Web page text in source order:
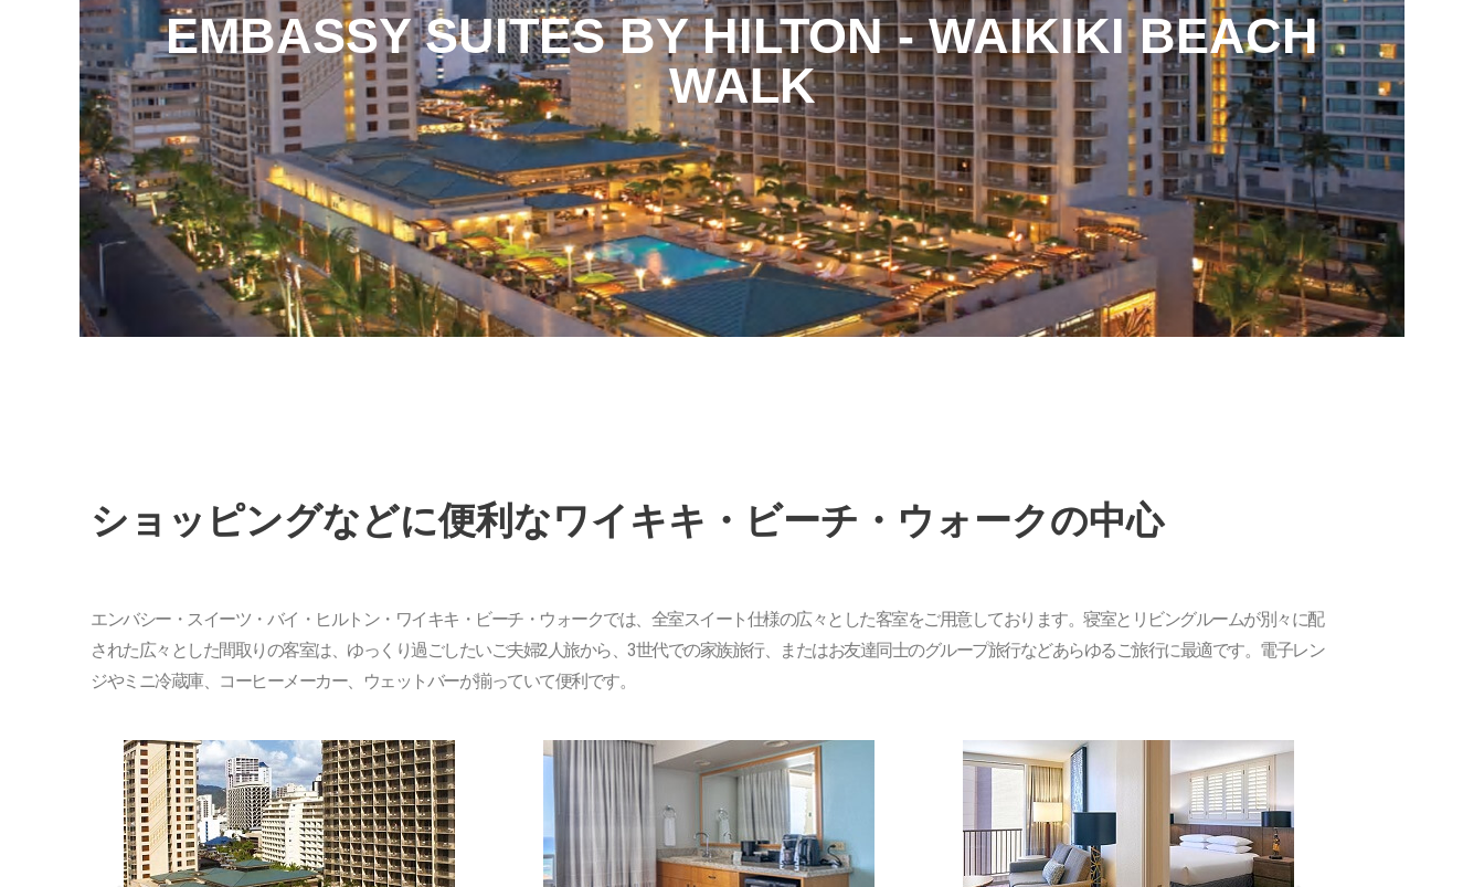
EMBASSY SUITES BY HILTON - WAIKIKI BEACH
WALK
ショッピングなどに便利なワイキキ・ビーチ・ウォークの中心
エンバシー・スイーツ・バイ・ヒルトン・ワイキキ・ビーチ・ウォークでは、全室スイート仕様の広々とした客室をご用意しております。寝室とリビングルームが別々に配
された広々とした間取りの客室は、ゆっくり過ごしたいご夫婦2人旅から、3世代での家族旅行、またはお友達同士のグループ旅行などあらゆるご旅行に最適です。電子レン
ジやミニ冷蔵庫、コーヒーメーカー、ウェットバーが揃っていて便利です。